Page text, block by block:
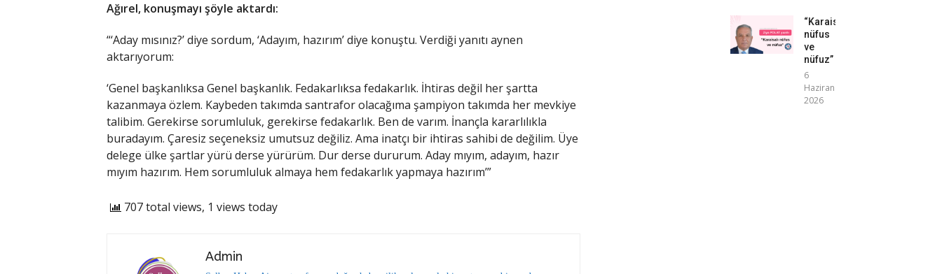
Ağırel, konuşmayı şöyle aktardı:
“‘Aday mısınız?’ diye sordum, ‘Adayım, hazırım’ diye konuştu. Verdiği yanıtı aynen
aktarıyorum:
‘Genel başkanlıksa Genel başkanlık. Fedakarlıksa fedakarlık. İhtiras değil her şartta
kazanmaya özlem. Kaybeden takımda santrafor olacağıma şampiyon takımda her mevkiye
talibim. Gerekirse sorumluluk, gerekirse fedakarlık. Ben de varım. İnançla kararlılıkla
buradayım. Çaresiz seçeneksiz umutsuz değiliz. Ama inatçı bir ihtiras sahibi de değilim. Üye
delege ülke şartlar yürü derse yürürüm. Dur derse dururum. Aday mıyım, adayım, hazır
mıyım hazırım. Hem sorumluluk almaya hem fedakarlık yapmaya hazırım’”
707 total views, 1 views today
Admin
“Karaisalı
nüfus
ve
nüfuz”
6
Haziran
2026